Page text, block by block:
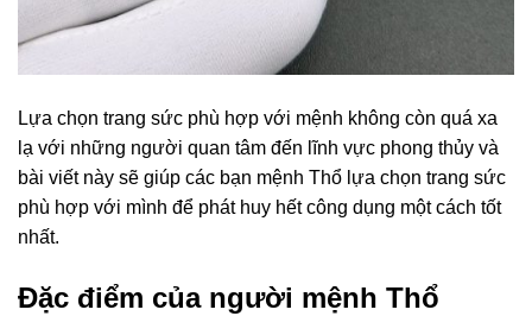
Lựa chọn trang sức phù hợp với mệnh không còn quá xa
lạ với những người quan tâm đến lĩnh vực phong thủy và
bài viết này sẽ giúp các bạn mệnh Thổ lựa chọn trang sức
phù hợp với mình để phát huy hết công dụng một cách tốt
nhất.
Đặc điểm của người mệnh Thổ